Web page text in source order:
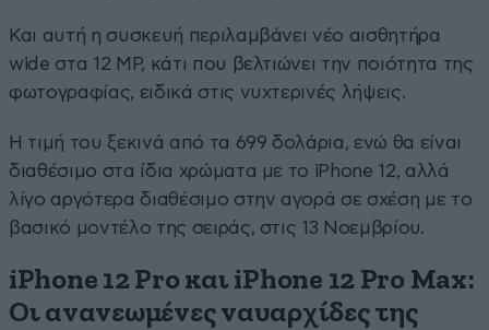
Και αυτή η συσκευή περιλαμβάνει νέο αισθητήρα
wide στα 12 MP, κάτι που βελτιώνει την ποιότητα της
φωτογραφίας, ειδικά στις νυχτερινές λήψεις.
Η τιμή του ξεκινά από τα 699 δολάρια, ενώ θα είναι
διαθέσιμο στα ίδια χρώματα με το iPhone 12, αλλά
λίγο αργότερα διαθέσιμο στην αγορά σε σχέση με το
βασικό μοντέλο της σειράς, στις 13 Νοεμβρίου.
iPhone 12 Pro και iPhone 12 Pro Max:
Οι ανανεωμένες ναυαρχίδες της